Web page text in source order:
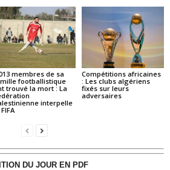
membres de sa
footballistique
trouvé la mort : La
interpelle
Compétitions africaines
: Les clubs algériens
fixés sur leurs
adversaires
DU JOUR EN PDF